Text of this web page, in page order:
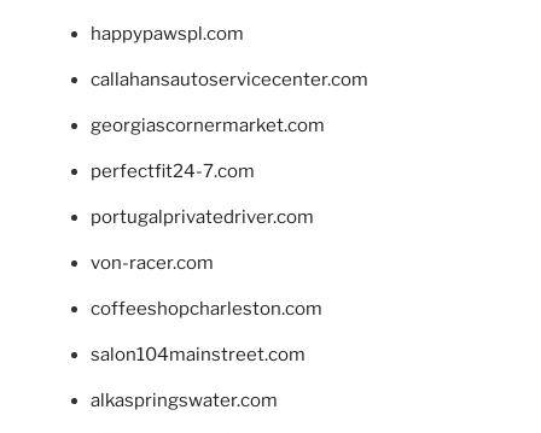
happypawspl.com
callahansautoservicecenter.com
georgiascornermarket.com
perfectfit24-7.com
portugalprivatedriver.com
von-racer.com
coffeeshopcharleston.com
salon104mainstreet.com
alkaspringswater.com